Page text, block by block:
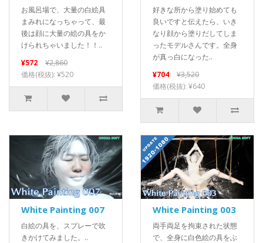
お風呂場で、大量の白絵具
まみれになっちゃって、最
後は顔に大量の絵の具をか
けられちゃいました！！..
¥572
¥2,860
価格(税抜): ¥520
好きな所から塗り始めても
良いですと伝えたら、いき
なり顔から塗りだしてしま
ったモデルさんです。全身
が真っ白になった..
¥704
¥3,520
価格(税抜): ¥640
White Painting 007
白絵の具を、スプレーで吹
きかけてみました。..
White Painting 003
両手両足を拘束された状態
で、全身に白色絵の具をぶ